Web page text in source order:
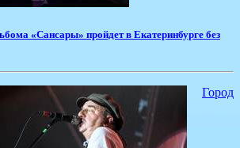
«Сансары» пройдет в Екатеринбурге без
Город